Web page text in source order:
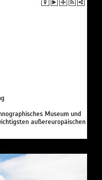
Museum und
außereuropäischen